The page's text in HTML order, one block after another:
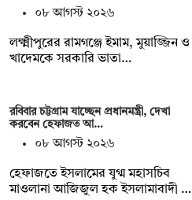
০৮ আগস্ট ২০২৬
লক্ষ্মীপুরের রামগঞ্জে ইমাম, মুয়াজ্জিন ও
খাদেমকে সরকারি ভাতা…
রবিবার চট্টগ্রাম যাচ্ছেন প্রধানমন্ত্রী, দেখা
করবেন হেফাজত আ…
০৮ আগস্ট ২০২৬
হেফাজতে ইসলামের যুগ্ম মহাসচিব
মাওলানা আজিজুল হক ইসলামাবাদী …